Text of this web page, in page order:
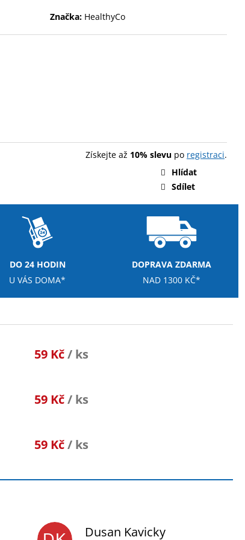
Značka: HealthyCo
Získejte až 10% slevu po registraci.
Hlídat
Sdílet
DO 24 HODIN
U VÁS DOMA*
DOPRAVA ZDARMA
NAD 1300 KČ*
59 Kč/ ks
59 Kč/ ks
59 Kč/ ks
Dusan Kavicky